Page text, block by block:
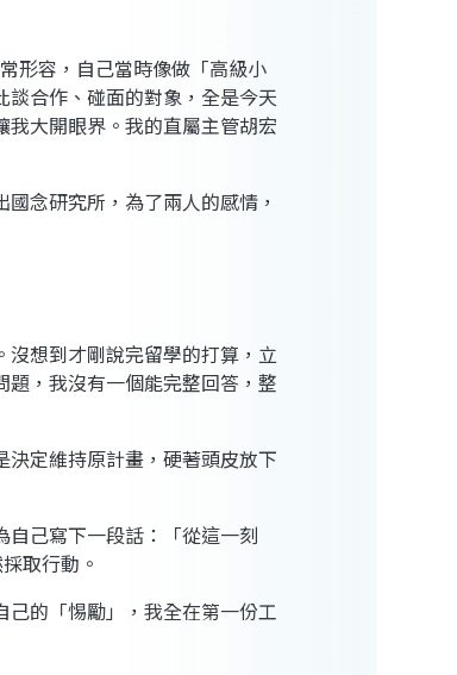
形容，自己當時像做「高級小
合作、碰面的對象，全是今天
大開眼界。我的直屬主管胡宏
念研究所，為了兩人的感情，
想到才剛說完留學的打算，立
，我沒有一個能完整回答，整
決定維持原計畫，硬著頭皮放下
己寫下一段話：「從這一刻
取行動。
的「惕勵」，我全在第一份工